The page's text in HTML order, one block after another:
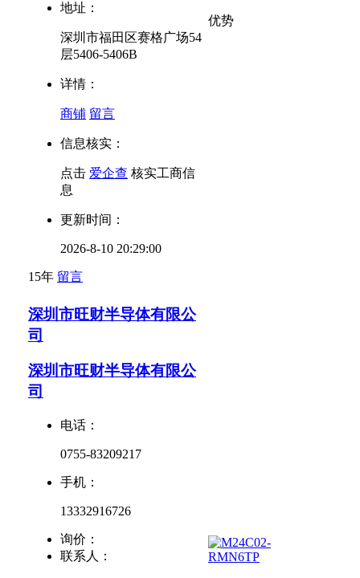
地址：
深圳市福田区赛格广场54
层5406-5406B
详情：
商铺 留言
信息核实：
点击 爱企查 核实工商信
息
更新时间：
2026-8-10 20:29:00
15年 留言
优势
深圳市旺财半导体有限公
司
深圳市旺财半导体有限公
司
电话：
0755-83209217
手机：
13332916726
询价：
联系人：